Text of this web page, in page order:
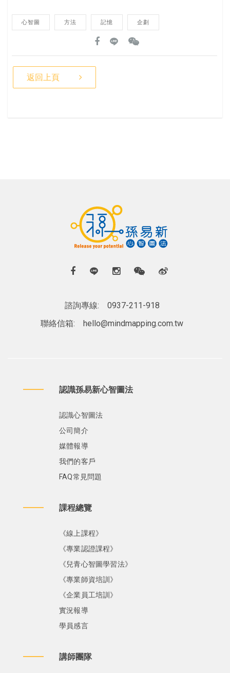
心智圖 方法 記憶 企劃
返回上頁
諮詢專線:
0937-211-918
聯絡信箱:
hello@mindmapping.com.tw
認識孫易新心智圖法
認識心智圖法
公司簡介
媒體報導
我們的客戶
FAQ常見問題
課程總覽
《線上課程》
《專業認證課程》
《兒青心智圖學習法》
《專業師資培訓》
《企業員工培訓》
實況報導
學員感言
講師團隊